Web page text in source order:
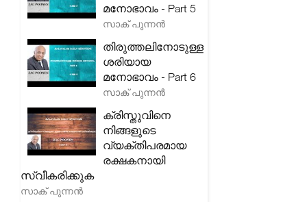
മനോഭാവം - Part 5
സാക് പുന്നൻ
തിരുത്തലിനോടുള്ള
ശരിയായ
മനോഭാവം - Part 6
സാക് പുന്നൻ
ക്രിസ്തുവിനെ
നിങ്ങളുടെ
വ്യക്തിപരമായ
രക്ഷകനായി
സ്വീകരിക്കുക
സാക് പുന്നൻ